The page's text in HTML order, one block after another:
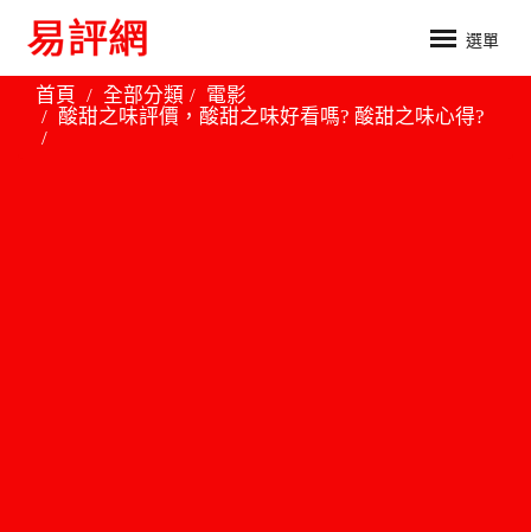
選單
首頁 全部分類
電影
酸甜之味評價，酸甜之味好看嗎? 酸甜之味心得?